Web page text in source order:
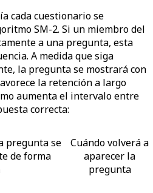
cada cuestionario se
SM-2. Si un miembro del
a una pregunta, esta
A medida que siga
la pregunta se mostrará con
la retención a largo
aumenta el intervalo entre
correcta:
pregunta se
de forma
Cuándo volverá a
aparecer la
pregunta